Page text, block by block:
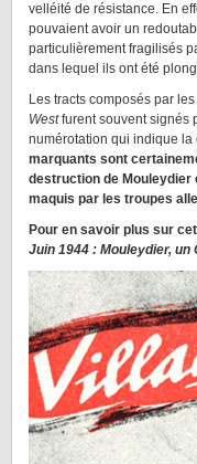
velléité de résistance. En
pouvaient avoir un
particulièrement fragilisés
dans lequel ils ont été
Les tracts composés par
Westfurent souvent signés
numérotation qui indique
marquants sont
destruction de Mouleydier
maquis par les troupes
Pour en savoir plus sur
Juin 1944 : Mouleydier,